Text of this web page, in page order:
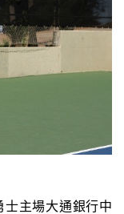
士主場大通銀行中